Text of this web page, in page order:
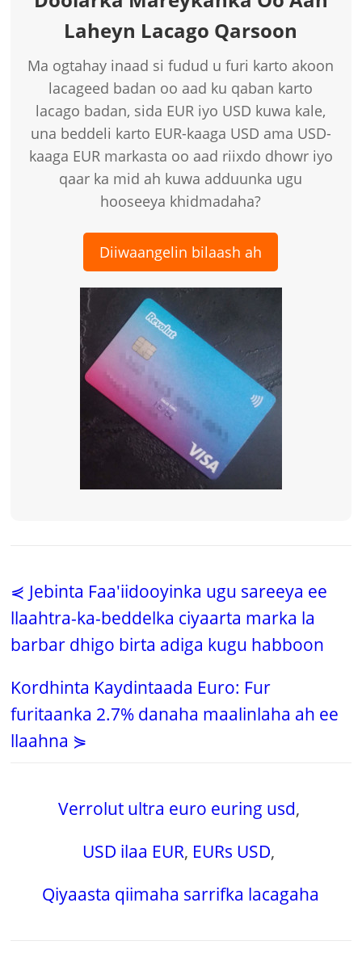
Laheyn Lacago Qarsoon
Ma ogtahay inaad si fudud u furi karto akoon
lacageed badan oo aad ku qaban karto
lacago badan, sida EUR iyo USD kuwa kale,
una beddeli karto EUR-kaaga USD ama USD-
kaaga EUR markasta oo aad riixdo dhowr iyo
qaar ka mid ah kuwa adduunka ugu
hooseeya khidmadaha?
Diiwaangelin bilaash ah
⋞ Jebinta Faa'iidooyinka ugu sareeya ee
llaahtra-ka-beddelka ciyaarta marka la
barbar dhigo birta adiga kugu habboon
Kordhinta Kaydintaada Euro: Fur
furitaanka 2.7% danaha maalinlaha ah ee
llaahna ⋟
Verrolut ultra euro euring usd,
USD ilaa EUR, EURs USD,
Qiyaasta qiimaha sarrifka lacagaha